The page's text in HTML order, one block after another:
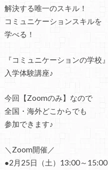
解決する唯一のスキル！
コミュニケーションスキルを
学べる！
『コミュニケーションの学校』
入学体験講座♪
今回【Zoomのみ】なので
全国・海外どこからでも
参加できます♪
＼Zoom開催／
●2月25日（土）13:00～15:00